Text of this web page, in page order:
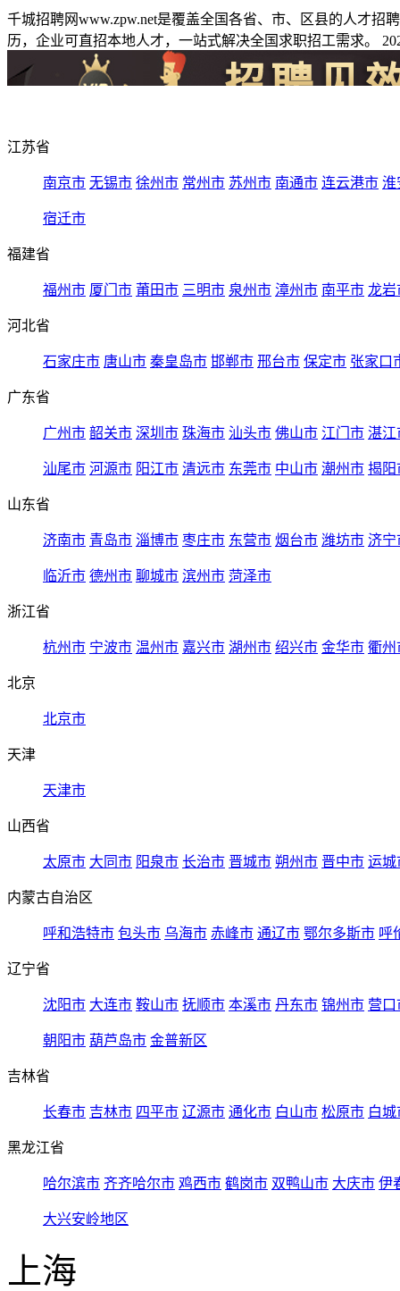
千城招聘网www.zpw.net是覆盖全国各省、市、区县的人才
历，企业可直招本地人才，一站式解决全国求职招工需求。
江苏省
南京市 无锡市 徐州市 常州市 苏州市 南通市 连云港市 淮
宿迁市
福建省
福州市 厦门市 莆田市 三明市 泉州市 漳州市 南平市 龙岩
河北省
石家庄市 唐山市 秦皇岛市 邯郸市 邢台市 保定市 张家口
广东省
广州市 韶关市 深圳市 珠海市 汕头市 佛山市 江门市 湛江
汕尾市 河源市 阳江市 清远市 东莞市 中山市 潮州市 揭阳
山东省
济南市 青岛市 淄博市 枣庄市 东营市 烟台市 潍坊市 济宁
临沂市 德州市 聊城市 滨州市 菏泽市
浙江省
杭州市 宁波市 温州市 嘉兴市 湖州市 绍兴市 金华市 衢州
北京
北京市
天津
天津市
山西省
太原市 大同市 阳泉市 长治市 晋城市 朔州市 晋中市 运城
内蒙古自治区
呼和浩特市 包头市 乌海市 赤峰市 通辽市 鄂尔多斯市 呼
辽宁省
沈阳市 大连市 鞍山市 抚顺市 本溪市 丹东市 锦州市 营口
朝阳市 葫芦岛市 金普新区
吉林省
长春市 吉林市 四平市 辽源市 通化市 白山市 松原市 白城
黑龙江省
哈尔滨市 齐齐哈尔市 鸡西市 鹤岗市 双鸭山市 大庆市 伊
大兴安岭地区
上海